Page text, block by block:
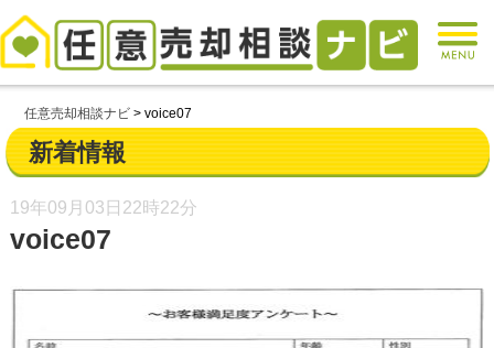
任意売却相談ナビ >voice07
新着情報
19年09月03日 22時22分
voice07